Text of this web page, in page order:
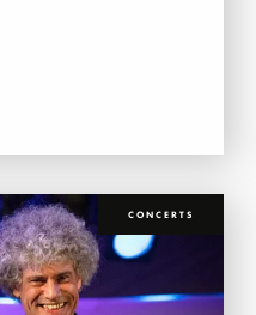
CONCERTS